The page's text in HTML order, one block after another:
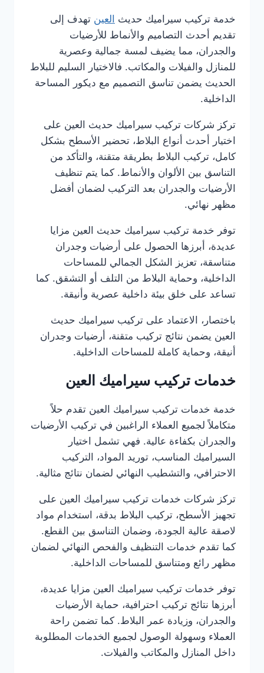
خدمة تركيب سيراميك حديث العين تهدف إلى
تقديم أحدث التصاميم والأنماط للأرضيات
والجدران، مما يضيف لمسة جمالية وعصرية
للمنازل والفيلات والمكاتب. فالاختيار السليم للبلاط
الحديث يضمن تناسق التصميم مع ديكور المساحة
الداخلية.
تركز شركات تركيب سيراميك حديث العين على
اختيار أحدث أنواع البلاط، تحضير الأسطح بشكل
كامل، تركيب البلاط بطريقة متقنة، والتأكد من
التناسق بين الألوان والأنماط. كما يتم تنظيف
الأرضيات والجدران بعد التركيب لضمان أفضل
مظهر نهائي.
توفر خدمة تركيب سيراميك حديث العين مزايا
عديدة، أبرزها الحصول على أرضيات وجدران
متناسقة، تعزيز الشكل الجمالي للمساحات
الداخلية، وحماية البلاط من التلف أو التشقق. كما
تساعد على خلق بيئة داخلية عصرية وأنيقة.
باختصار، الاعتماد على تركيب سيراميك حديث
العين يضمن نتائج تركيب متقنة، أرضيات وجدران
أنيقة، وحماية كاملة للمساحات الداخلية.
خدمات تركيب سيراميك العين
خدمة خدمات تركيب سيراميك العين تقدم حلاً
متكاملاً لجميع العملاء الراغبين في تركيب الأرضيات
والجدران بكفاءة عالية. فهي تشمل اختيار
السيراميك المناسب، توريد المواد، التركيب
الاحترافي، والتشطيب النهائي لضمان نتائج مثالية.
تركز شركات خدمات تركيب سيراميك العين على
تجهيز الأسطح، تركيب البلاط بدقة، استخدام مواد
لاصقة عالية الجودة، وضمان التناسق بين القطع.
كما تقدم خدمات التنظيف والفحص النهائي لضمان
مظهر رائع ومتناسق للمساحات الداخلية.
توفر خدمات تركيب سيراميك العين مزايا عديدة،
أبرزها نتائج تركيب احترافية، حماية الأرضيات
والجدران، وزيادة عمر البلاط. كما تضمن راحة
العملاء وسهولة الوصول لجميع الخدمات المطلوبة
داخل المنازل والمكاتب والفيلات.